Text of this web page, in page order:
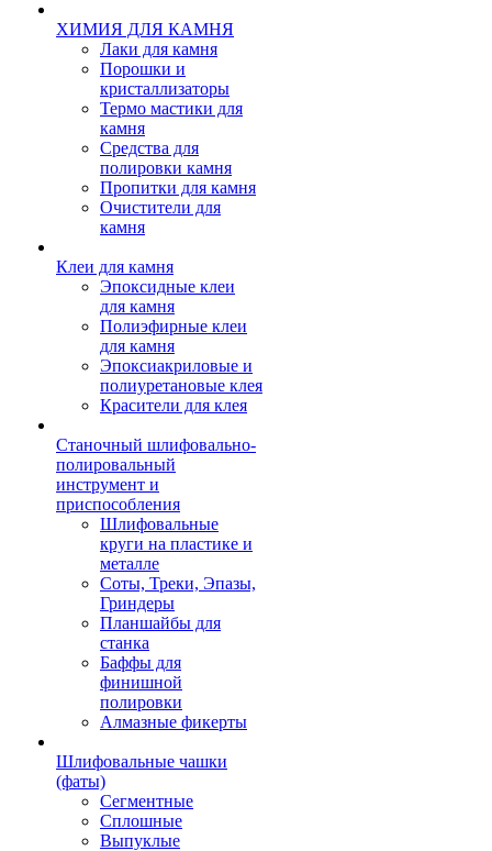
ХИМИЯ ДЛЯ КАМНЯ
Лаки для камня
Порошки и
кристаллизаторы
Термо мастики для
камня
Средства для
полировки камня
Пропитки для камня
Очистители для
камня
Клеи для камня
Эпоксидные клеи
для камня
Полиэфирные клеи
для камня
Эпоксиакриловые и
полиуретановые клея
Красители для клея
Станочный шлифовально-
полировальный
инструмент и
приспособления
Шлифовальные
круги на пластике и
металле
Соты, Треки, Эпазы,
Гриндеры
Планшайбы для
станка
Баффы для
финишной
полировки
Алмазные фикерты
Шлифовальные чашки
(фаты)
Сегментные
Сплошные
Выпуклые